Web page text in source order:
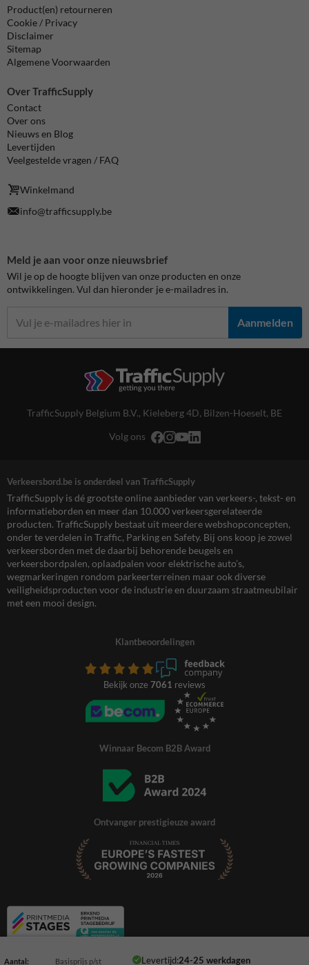
Aantal: Basisprijs p/st Levertijd:24-25 werkdagen
Product(en) retourneren
Cookie / Privacy
Disclaimer
Sitemap
Algemene Voorwaarden
Over TrafficSupply
Contact
Over ons
Nieuws en Blog
Levertijden
Veelgestelde vragen / FAQ
Winkelmand
info@trafficsupply.be
Meld je aan voor onze nieuwsbrief
Wil je op de hoogte blijven van onze producten en onze
ontwikkelingen. Vul dan hieronder je e-mailadres in.
Aanmelden
TrafficSupply Belgium B.V., Kieleberg 4D, Bilzen-Hoeselt, BE
Volg ons
Verkeersbord.be is onderdeel van TrafficSupply
TrafficSupply is dé grootste online aanbieder van verkeers-, tekst- en
informatieborden en meer dan 10.000 verkeersgerelateerde
producten. TrafficSupply bestaat uit meerdere webshopconcepten,
onder te verdelen in Traffic, Parking en Safety. Bij ons koop je zowel
verkeersborden met de daarbij behorende beugels en
verkeersbordpalen, oplaadpalen voor elektrische auto’s,
wegmarkeringen rondom parkeerterreinen maar ook diverse
veiligheidsproducten voor de industrie en duurzaam straatmeubilair
met een mooi design.
Klantbeoordelingen
Bekijk onze 7061 reviews
Winnaar Becom B2B Award
Ontvanger prestigieuze award